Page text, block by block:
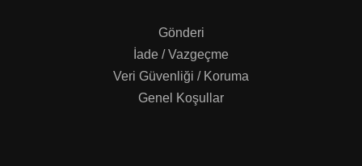
Gönderi
İade / Vazgeçme
Veri Güvenliği / Koruma
Genel Koşullar